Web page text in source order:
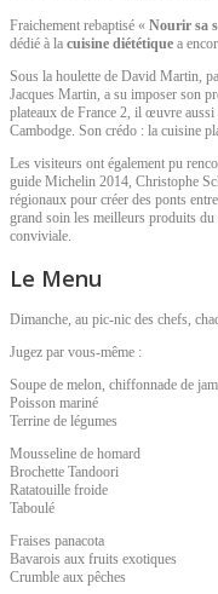
Fraichement rebaptisé « Nourir sa
dédié à la cuisine diététique a
Sous la houlette de David Martin,
Jacques Martin, a su imposer son
plateaux de France 2, il œuvre
Cambodge. Son crédo : la cuisine
Les visiteurs ont également pu
guide Michelin 2014, Christophe
régionaux pour créer des ponts
grand soin les meilleurs produits
conviviale.
Le Menu
Dimanche, au pic-nic des chefs,
Jugez par vous-même :
Soupe de melon, chiffonnade de
Poisson mariné
Terrine de légumes
Mousseline de homard
Brochette Tandoori
Ratatouille froide
Taboulé
Fraises panacota
Bavarois aux fruits exotiques
Crumble aux pêches